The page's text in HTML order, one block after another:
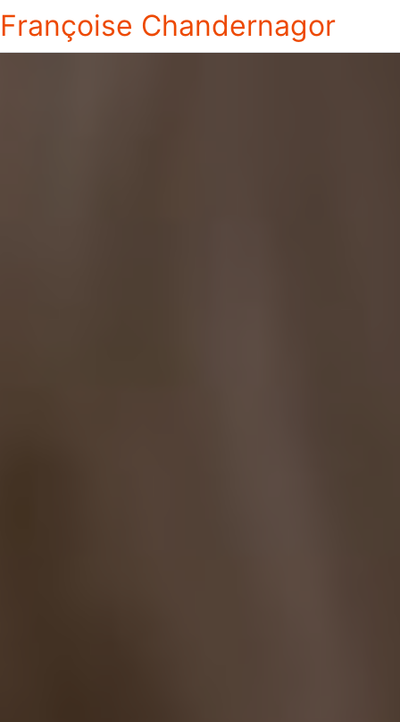
Françoise Chandernagor